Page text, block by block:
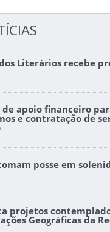
Literários recebe
apoio financeiro
e contratação de
posse em
projetos
Geográficas da